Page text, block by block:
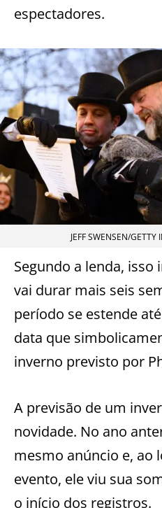
espectadores.
JEFF SWENSEN/
Segundo a lenda, isso
vai durar mais seis
período se estende
data que
inverno previsto por
A previsão de um
novidade. No ano
mesmo anúncio e, ao
evento, ele viu sua
o início dos registros.